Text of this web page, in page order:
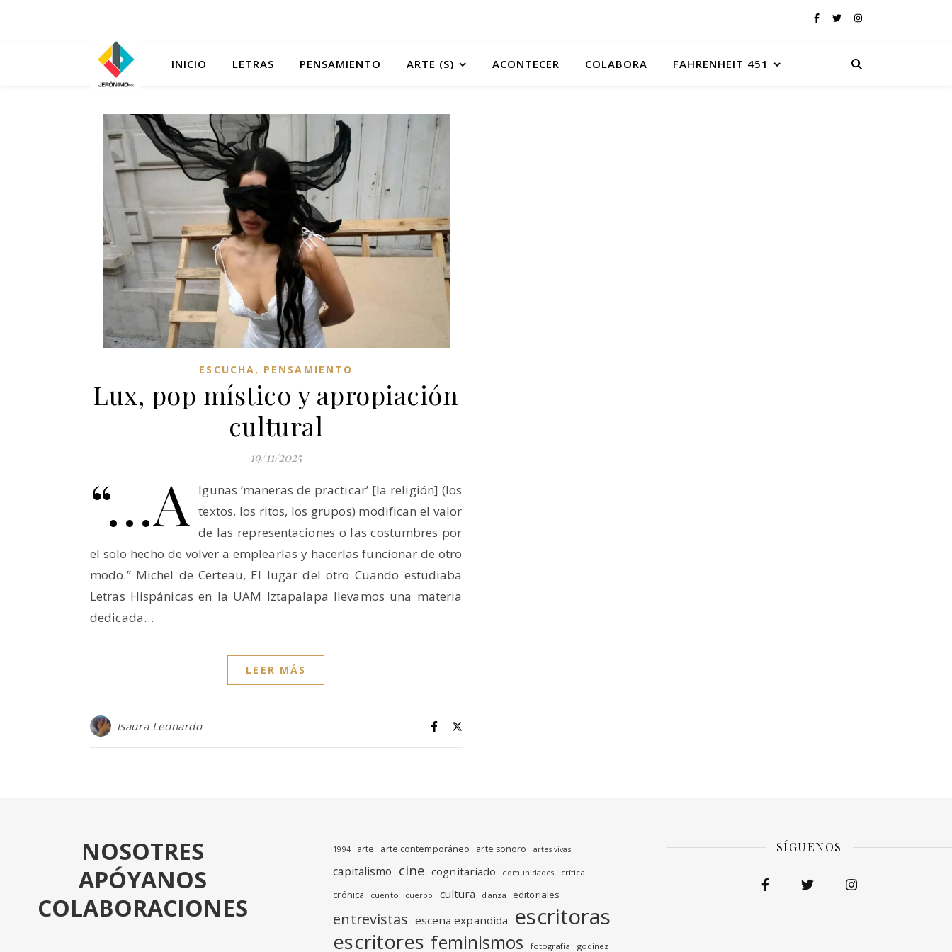
INICIO LETRAS PENSAMIENTO ARTE (S) ACONTECER COLABORA FAHRENHEIT 451
ESCUCHA, PENSAMIENTO
Lux, pop místico y apropiación
cultural
19/11/2025
“…a lgunas ‘maneras de practicar’ [la religión] (los
textos, los ritos, los grupos) modifican el valor
de las representaciones o las costumbres por
el solo hecho de volver a emplearlas y hacerlas funcionar de otro
modo.” Michel de Certeau, El lugar del otro Cuando estudiaba
Letras Hispánicas en la UAM Iztapalapa llevamos una materia
dedicada…
LEER MÁS
Isaura Leonardo
NOSOTRES
APÓYANOS
COLABORACIONES
1994 arte arte contemporáneo arte sonoro artes vivas
capitalismo cine cognitariado comunidades crítica
crónica cuento cuerpo cultura danza editoriales
entrevistas escena expandida escritoras
escritores feminismos fotografia godinez
SÍGUENOS